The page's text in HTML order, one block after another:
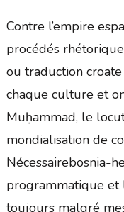
Contre l’empire
procédés
ou traduction
chaque culture et
Muḥammad, le
mondialisation de
Nécessairebosnia-
programmatique et
toujours malgré